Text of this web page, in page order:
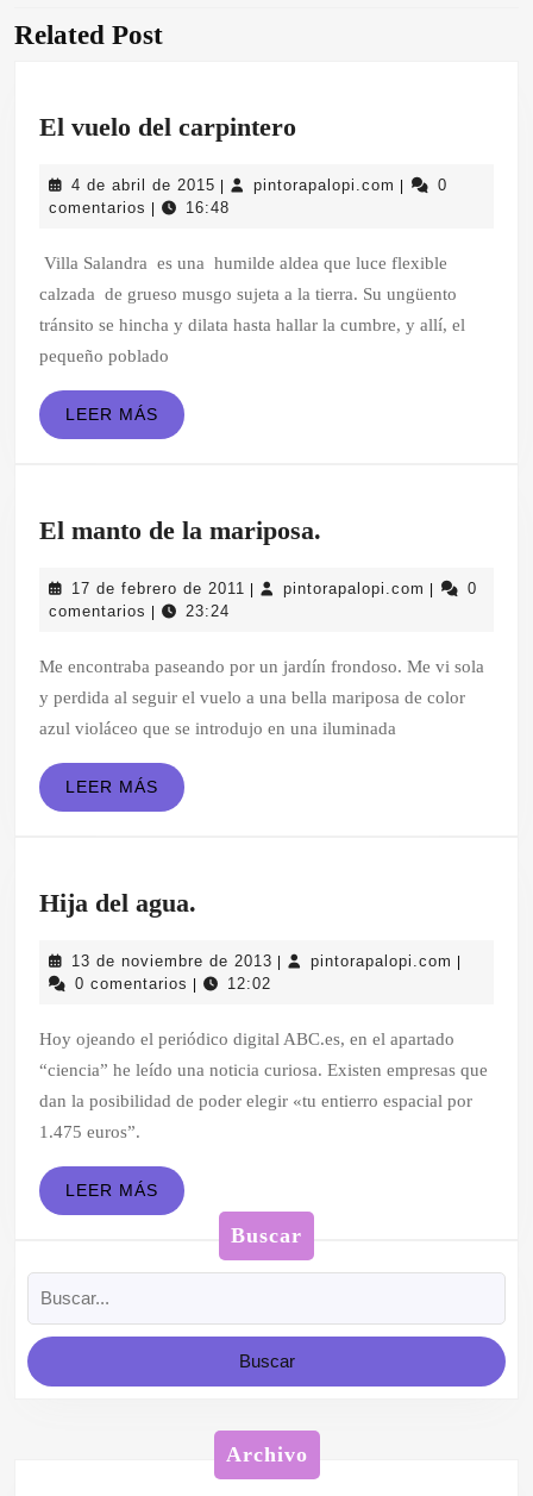
entradas
Entrada
Related Post
El vuelo del carpinteroEl
del
4 de abril de 2015 4
de
2015
| pintorapalopi.com |
0
comentarios | 16:48
Villa Salandra es una humilde aldea que luce flexible
calzada de grueso musgo sujeta a la tierra. Su ungüento
tránsito se hincha y dilata hasta hallar la cumbre, y allí, el
pequeño poblado
LEER MÁS LEER
MÁS
El manto de la mariposa.
de
mariposa.
17 de febrero de 2011 17
2011
| pintorapalopi.com |
0
comentarios | 23:24
Me encontraba paseando por un jardín frondoso. Me vi sola
y perdida al seguir el vuelo a una bella mariposa de color
azul violáceo que se introdujo en una iluminada
LEER MÁS LEER
MÁS
Hija del agua.
agua.
13 de noviembre de 2013 13
2013
| pintorapalopi.com |
0 comentarios | 12:02
Hoy ojeando el periódico digital ABC.es, en el apartado
“ciencia” he leído una noticia curiosa. Existen empresas que
dan la posibilidad de poder elegir «tu entierro espacial por
1.475 euros”.
LEER MÁS LEER
MÁS
Buscar
Archivo